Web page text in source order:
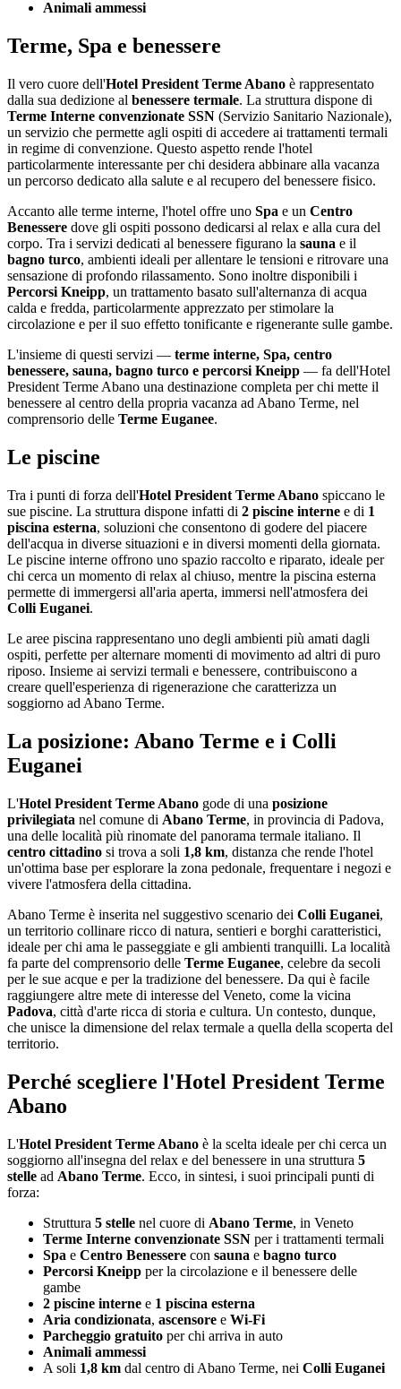
Animali ammessi
Terme, Spa e benessere
Il vero cuore dell'Hotel President Terme Abano è rappresentato
dalla sua dedizione al benessere termale. La struttura dispone di
Terme Interne convenzionate SSN (Servizio Sanitario Nazionale),
un servizio che permette agli ospiti di accedere ai trattamenti termali
in regime di convenzione. Questo aspetto rende l'hotel
particolarmente interessante per chi desidera abbinare alla vacanza
un percorso dedicato alla salute e al recupero del benessere fisico.
Accanto alle terme interne, l'hotel offre uno Spa e un Centro
Benessere dove gli ospiti possono dedicarsi al relax e alla cura del
corpo. Tra i servizi dedicati al benessere figurano la sauna e il
bagno turco, ambienti ideali per allentare le tensioni e ritrovare una
sensazione di profondo rilassamento. Sono inoltre disponibili i
Percorsi Kneipp, un trattamento basato sull'alternanza di acqua
calda e fredda, particolarmente apprezzato per stimolare la
circolazione e per il suo effetto tonificante e rigenerante sulle gambe.
L'insieme di questi servizi — terme interne, Spa, centro
benessere, sauna, bagno turco e percorsi Kneipp — fa dell'Hotel
President Terme Abano una destinazione completa per chi mette il
benessere al centro della propria vacanza ad Abano Terme, nel
comprensorio delle Terme Euganee.
Le piscine
Tra i punti di forza dell'Hotel President Terme Abano spiccano le
sue piscine. La struttura dispone infatti di 2 piscine interne e di 1
piscina esterna, soluzioni che consentono di godere del piacere
dell'acqua in diverse situazioni e in diversi momenti della giornata.
Le piscine interne offrono uno spazio raccolto e riparato, ideale per
chi cerca un momento di relax al chiuso, mentre la piscina esterna
permette di immergersi all'aria aperta, immersi nell'atmosfera dei
Colli Euganei.
Le aree piscina rappresentano uno degli ambienti più amati dagli
ospiti, perfette per alternare momenti di movimento ad altri di puro
riposo. Insieme ai servizi termali e benessere, contribuiscono a
creare quell'esperienza di rigenerazione che caratterizza un
soggiorno ad Abano Terme.
La posizione: Abano Terme e i Colli
Euganei
L'Hotel President Terme Abano gode di una posizione
privilegiata nel comune di Abano Terme, in provincia di Padova,
una delle località più rinomate del panorama termale italiano. Il
centro cittadino si trova a soli 1,8 km, distanza che rende l'hotel
un'ottima base per esplorare la zona pedonale, frequentare i negozi e
vivere l'atmosfera della cittadina.
Abano Terme è inserita nel suggestivo scenario dei Colli Euganei,
un territorio collinare ricco di natura, sentieri e borghi caratteristici,
ideale per chi ama le passeggiate e gli ambienti tranquilli. La località
fa parte del comprensorio delle Terme Euganee, celebre da secoli
per le sue acque e per la tradizione del benessere. Da qui è facile
raggiungere altre mete di interesse del Veneto, come la vicina
Padova, città d'arte ricca di storia e cultura. Un contesto, dunque,
che unisce la dimensione del relax termale a quella della scoperta del
territorio.
Perché scegliere l'Hotel President Terme
Abano
L'Hotel President Terme Abano è la scelta ideale per chi cerca un
soggiorno all'insegna del relax e del benessere in una struttura 5
stelle ad Abano Terme. Ecco, in sintesi, i suoi principali punti di
forza:
Struttura 5 stelle nel cuore di Abano Terme, in Veneto
Terme Interne convenzionate SSN per i trattamenti termali
Spa e Centro Benessere con sauna e bagno turco
Percorsi Kneipp per la circolazione e il benessere delle
gambe
2 piscine interne e 1 piscina esterna
Aria condizionata, ascensore e Wi-Fi
Parcheggio gratuito per chi arriva in auto
Animali ammessi
A soli 1,8 km dal centro di Abano Terme, nei Colli Euganei